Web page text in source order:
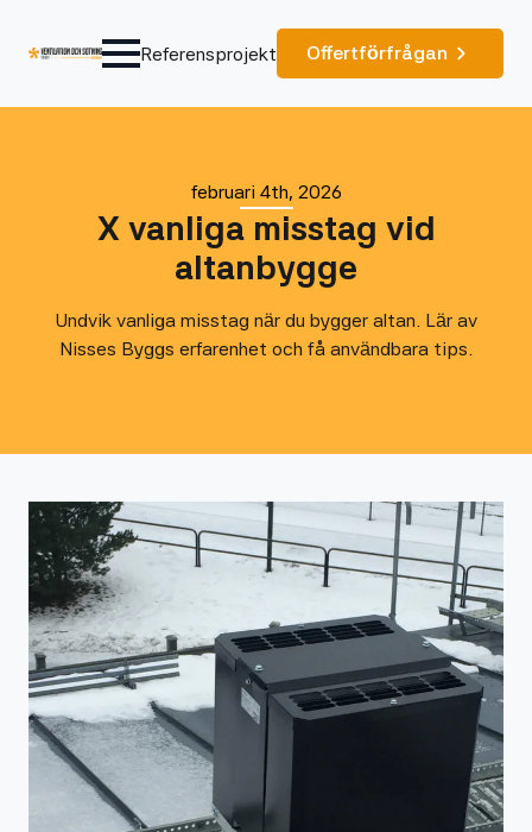
Referensprojekt Offertförfrågan
februari 4th, 2026
X vanliga misstag vid
altanbygge
Undvik vanliga misstag när du bygger altan. Lär av
Nisses Byggs erfarenhet och få användbara tips.